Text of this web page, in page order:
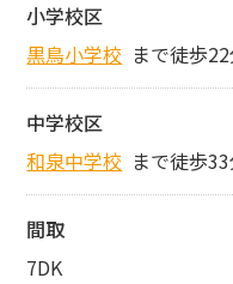
小学校区
黒鳥小学校 まで徒歩22
中学校区
和泉中学校 まで徒歩33
間取
7DK